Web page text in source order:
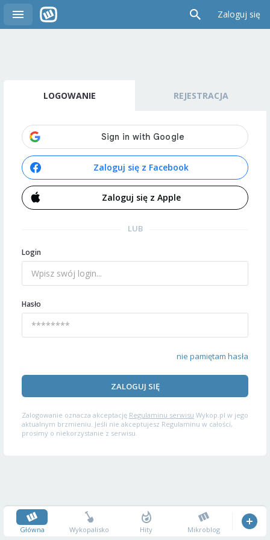
Zaloguj się
LOGOWANIE REJESTRACJA
Zaloguj się z Facebook
Zaloguj się z Apple
LUB
Login
Hasło
nie pamiętam hasła
ZALOGUJ SIĘ
Zalogowanie oznacza akceptację Regulaminu serwisu Wykop.pl w jego
aktualnym brzmieniu. Jeśli nie akceptujesz Regulaminu w całości,
prosimy o niekorzystanie z serwisu.
Główna Wykopalisko Hity Mikroblog